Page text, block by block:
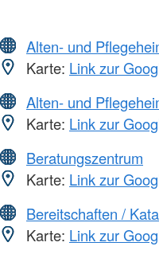
Alten- und
Karte: Link zur
Alten- und
Karte: Link zur
Beratungszentrum
Karte: Link zur
Bereitschaften /
Karte: Link zur